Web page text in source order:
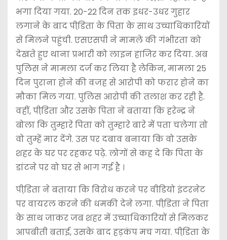
भगा दिया गया. 20-22 दिन तक इधर-उधर गुहार
लगाने के बाद पीडि़ता के पिता के साथ उच्चाधिकारियों
से मिलने पहुंची. एसएसपी ने मामले की गंभीरता को
देखते हुए थाना प्रभारी को लाइन हाजिर कर दिया. अब
पुलिस ने मामला दर्ज कर लिया है लेकिन, मामला 25
दिन पुराना होने की वजह से आरोपी को फरार होने का
मौका मिल गया. पुलिस आरोपी की तलाश कर रही है.
वहीं, पीडि़ता और उसके पिता ने बताया कि हरेन्द्र ने
बोला कि तुम्हारे पिता को तुम्हारे बारे में पता चलेगा तो
वो तुम्हें मार देंगे. उस पर दबाव बनाया कि वो उसके
शहर के घर पर रहकर पढ़े. लोगों से कह दे कि पिता के
डांटने पर वो घर से भाग गई है ।
पीडि़ता ने बताया कि विरोध करने पर वीडियो इंटरनेट
पर वायरल करने की धमकी देने लगा. पीडि़ता ने पिता
के साथ जाकर जब शहर में उच्चाधिकारियों से मिलकर
आपबीती बताई, उसके बाद हड़कंप मच गया. पीडि़ता के